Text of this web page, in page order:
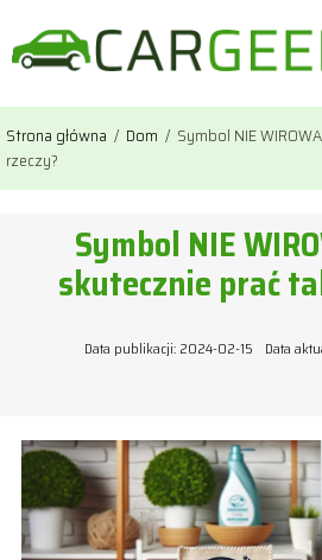
Strona główna / Dom / Symbol NIE
rzeczy?
Symbol NIE
skutecznie prać
Data publikacji: 2024-02-15 Data